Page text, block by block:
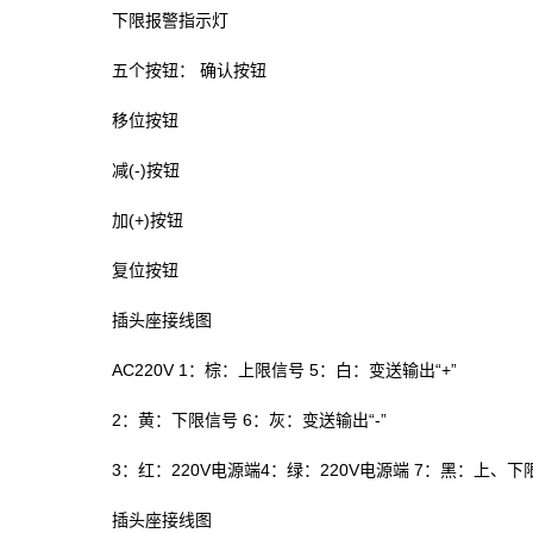
下限报警指示灯
五个按钮： 确认按钮
移位按钮
减(-)按钮
加(+)按钮
复位按钮
插头座接线图
AC220V 1：棕：上限信号 5：白：变送输出“+”
2：黄：下限信号 6：灰：变送输出“-”
3：红：220V电源端4：绿：220V电源端 7：黑：上、下
插头座接线图